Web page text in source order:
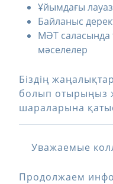
Ұйымдағы
Байланыс
МӘТ саласында
мәселелер
Біздің
болып отырыңыз
шараларына
Уважаемые
Продолжаем